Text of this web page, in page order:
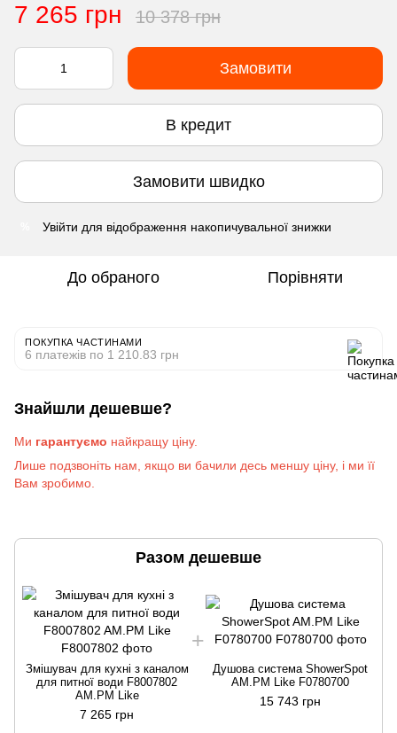
7 265 грн 10 378 грн
Замовити
В кредит
Замовити швидко
Увійти для відображення накопичувальної знижки
До обраного Порівняти
ПОКУПКА ЧАСТИНАМИ
6 платежів по 1 210.83 грн
Знайшли дешевше?
Ми гарантуємо найкращу ціну.
Лише подзвоніть нам , якщо ви бачили десь меншу ціну, і ми її
Вам зробимо
Разом дешевше
Змішувач для кухні з каналом
для питної води F8007802
AM.PM Like
7 265 грн
Душова система ShowerSpot
AM.PM Like F0780700
15 743 грн